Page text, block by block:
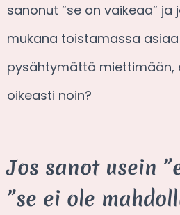
sanonut ”se on vaikeaa” ja
mukana toistamassa
pysähtymättä miettimään,
oikeasti noin?
Jos sanot usein
”se ei ole